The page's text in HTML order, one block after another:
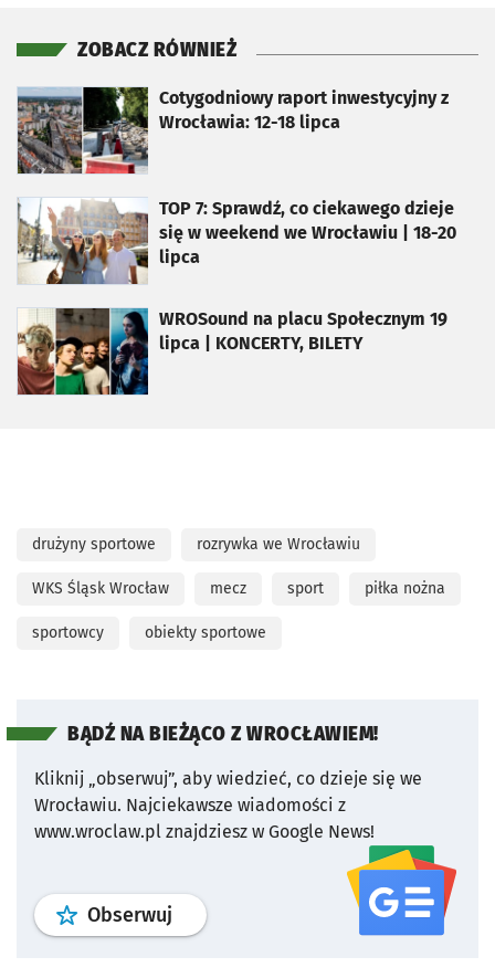
ZOBACZ RÓWNIEŻ
Cotygodniowy raport inwestycyjny z
Wrocławia: 12-18 lipca
otworzy się w nowej karcie
TOP 7: Sprawdź, co ciekawego dzieje
się w weekend we Wrocławiu | 18-20
lipca
otworzy się w nowej karcie
WROSound na placu Społecznym 19
lipca | KONCERTY, BILETY
otworzy się w nowej karcie
drużyny sportowe rozrywka we Wrocławiu
WKS Śląsk Wrocław mecz sport piłka nożna
sportowcy obiekty sportowe
BĄDŹ NA BIEŻĄCO Z WROCŁAWIEM!
Kliknij „obserwuj”, aby wiedzieć, co dzieje się we
Wrocławiu. Najciekawsze wiadomości z
www.wroclaw.pl znajdziesz w Google News!
Obserwuj profil serwisu